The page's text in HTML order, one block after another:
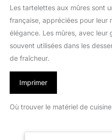
Les tartelettes aux mûres sont
française, appréciées pour leur
élégance. Les mûres, avec leur
souvent utilisées dans les
de fraîcheur.
Imprimer
Où trouver le matériel de